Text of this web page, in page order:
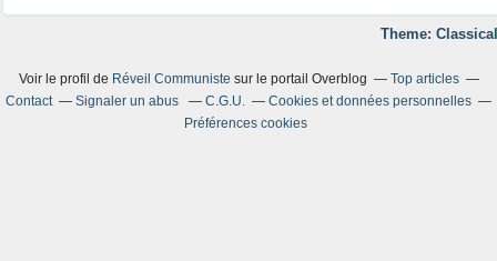
Theme:
Voir le profil de Réveil Communiste sur le portail Overblog
Top articles
Contact
Signaler un abus C.G.U.
Cookies et données personnelles
Préférences cookies